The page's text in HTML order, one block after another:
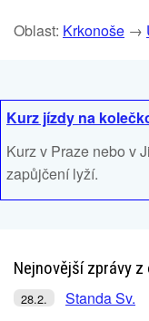
Oblast: Krkonoše →
Kurz jízdy na
Kurz v Praze nebo v
zapůjčení lyží.
Nejnovější zprávy z
28.2. Standa Sv.